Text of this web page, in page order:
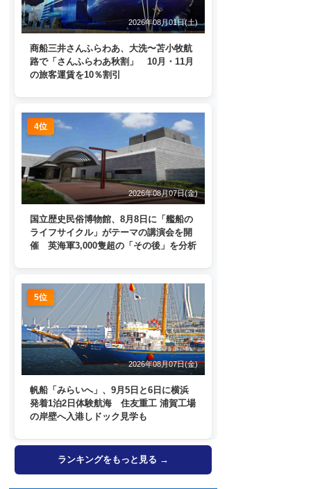
2026年08月01日(土)
商船三井さんふらわあ、大洗〜苫小牧航
路で「さんふらわあ秋割」 10月・11月
の旅客運賃を10％割引
4位
2026年08月07日(金)
国立歴史民俗博物館、8月8日に「艦船の
ライフサイクル」がテーマの講演会を開
催 英海軍3,000隻超の「その後」を分析
5位
2026年08月07日(金)
帆船「みらいへ」、9月5日と6日に横浜
発着1泊2日体験航海 住友重工 浦賀工場
の岸壁へ入港しドック見学も
ランキングをもっと見る →